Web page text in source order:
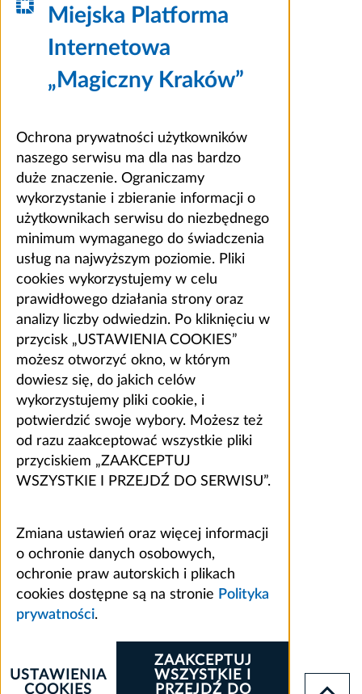
Miejska Platforma
Internetowa
„Magiczny Kraków”
Ochrona prywatności użytkowników
naszego serwisu ma dla nas bardzo
duże znaczenie. Ograniczamy
wykorzystanie i zbieranie informacji o
użytkownikach serwisu do niezbędnego
minimum wymaganego do świadczenia
usług na najwyższym poziomie. Pliki
cookies wykorzystujemy w celu
prawidłowego działania strony oraz
analizy liczby odwiedzin. Po kliknięciu w
przycisk „USTAWIENIA COOKIES”
możesz otworzyć okno, w którym
dowiesz się, do jakich celów
wykorzystujemy pliki cookie, i
potwierdzić swoje wybory. Możesz też
od razu zaakceptować wszystkie pliki
przyciskiem „ZAAKCEPTUJ
WSZYSTKIE I PRZEJDŹ DO SERWISU”.
Zmiana ustawień oraz więcej informacji
o ochronie danych osobowych,
ochronie praw autorskich i plikach
cookies dostępne są na stronie Polityka
prywatności.
ZAAKCEPTUJ
WSZYSTKIE I
PRZEJDŹ DO
USTAWIENIA
COOKIES